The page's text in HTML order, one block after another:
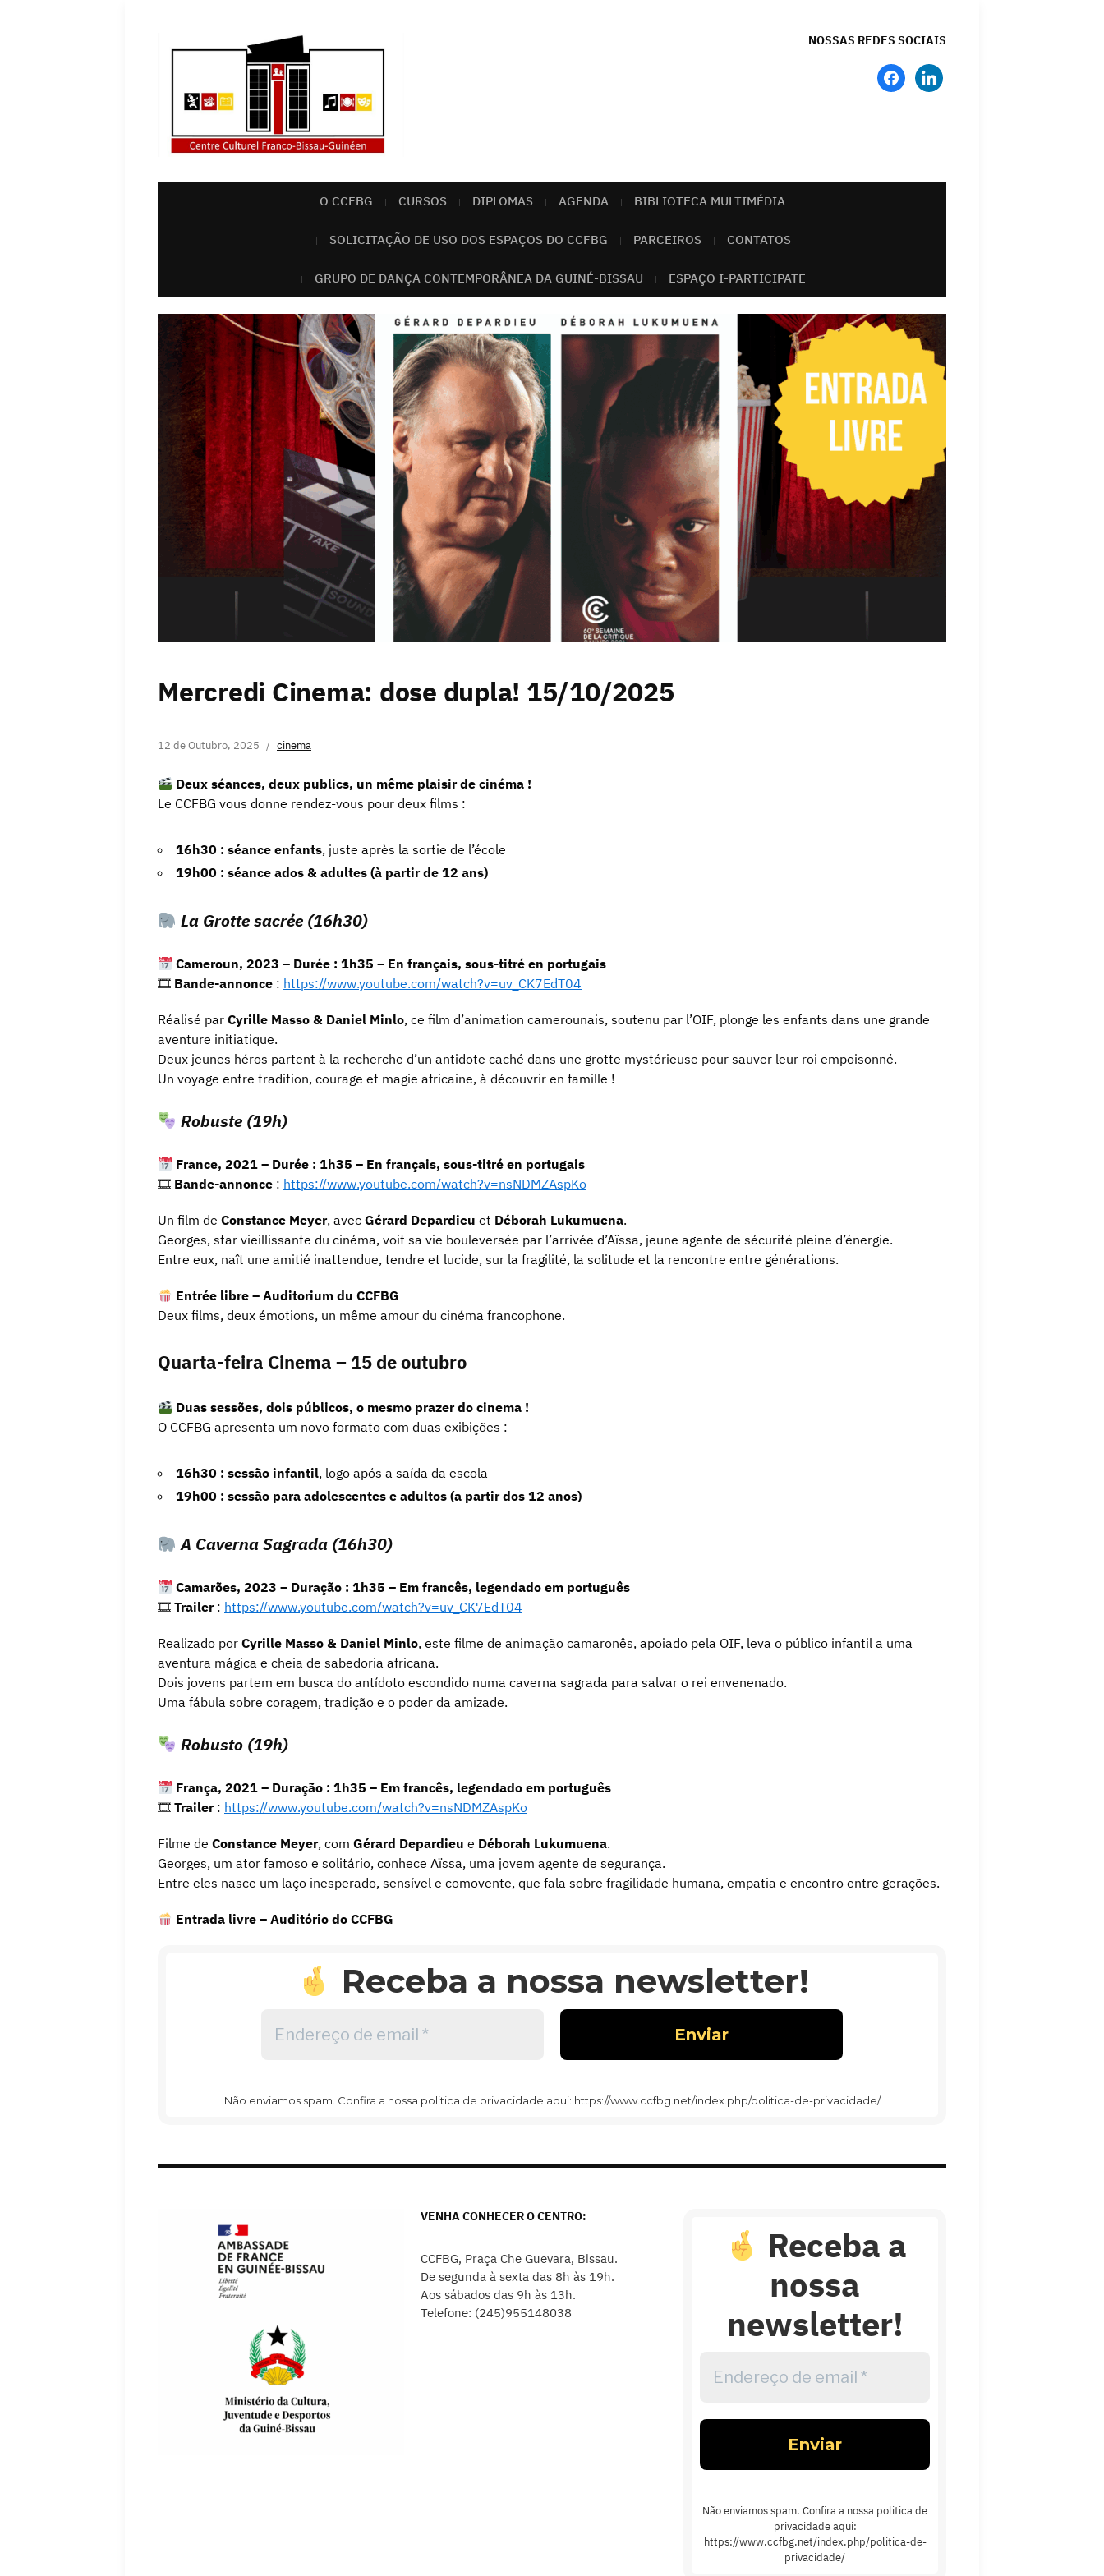
NOSSAS REDES SOCIAIS
facebooklinkedin
O CCFBG CURSOS DIPLOMAS AGENDA BIBLIOTECA MULTIMÉDIA
SOLICITAÇÃO DE USO DOS ESPAÇOS DO CCFBG PARCEIROS CONTATOS
GRUPO DE DANÇA CONTEMPORÂNEA DA GUINÉ-BISSAU ESPAÇO I-PARTICIPATE
Mercredi Cinema: dose dupla! 15/10/2025
12 de Outubro, 2025 cinema
Deux séances, deux publics, un même plaisir de cinéma !
Le CCFBG vous donne rendez-vous pour deux films :
16h30 : séance enfants, juste après la sortie de l’école
19h00 : séance ados & adultes (à partir de 12 ans)
La Grotte sacrée (16h30)
Cameroun, 2023 – Durée : 1h35 – En français, sous-titré en portugais
🎞 Bande-annonce : https://www.youtube.com/watch?v=uv_CK7EdT04
Réalisé par Cyrille Masso & Daniel Minlo, ce film d’animation camerounais, soutenu par l’OIF, plonge les enfants dans une grande
aventure initiatique.
Deux jeunes héros partent à la recherche d’un antidote caché dans une grotte mystérieuse pour sauver leur roi empoisonné.
Un voyage entre tradition, courage et magie africaine, à découvrir en famille !
Robuste (19h)
France, 2021 – Durée : 1h35 – En français, sous-titré en portugais
🎞 Bande-annonce : https://www.youtube.com/watch?v=nsNDMZAspKo
Un film de Constance Meyer, avec Gérard Depardieu et Déborah Lukumuena.
Georges, star vieillissante du cinéma, voit sa vie bouleversée par l’arrivée d’Aïssa, jeune agente de sécurité pleine d’énergie.
Entre eux, naît une amitié inattendue, tendre et lucide, sur la fragilité, la solitude et la rencontre entre générations.
Entrée libre – Auditorium du CCFBG
Deux films, deux émotions, un même amour du cinéma francophone.
Quarta-feira Cinema – 15 de outubro
Duas sessões, dois públicos, o mesmo prazer do cinema !
O CCFBG apresenta um novo formato com duas exibições :
16h30 : sessão infantil, logo após a saída da escola
19h00 : sessão para adolescentes e adultos (a partir dos 12 anos)
A Caverna Sagrada (16h30)
Camarões, 2023 – Duração : 1h35 – Em francês, legendado em português
🎞 Trailer: https://www.youtube.com/watch?v=uv_CK7EdT04
Realizado por Cyrille Masso & Daniel Minlo, este filme de animação camaronês, apoiado pela OIF, leva o público infantil a uma
aventura mágica e cheia de sabedoria africana.
Dois jovens partem em busca do antídoto escondido numa caverna sagrada para salvar o rei envenenado.
Uma fábula sobre coragem, tradição e o poder da amizade.
Robusto (19h)
França, 2021 – Duração : 1h35 – Em francês, legendado em português
🎞 Trailer: https://www.youtube.com/watch?v=nsNDMZAspKo
Filme de Constance Meyer, com Gérard Depardieu e Déborah Lukumuena.
Georges, um ator famoso e solitário, conhece Aïssa, uma jovem agente de segurança.
Entre eles nasce um laço inesperado, sensível e comovente, que fala sobre fragilidade humana, empatia e encontro entre gerações.
Entrada livre – Auditório do CCFBG
Receba a nossa newsletter!
de
Não enviamos spam. Confira a nossa politica de privacidade aqui: https://www.ccfbg.net/index.php/politica-de-privacidade/
VENHA CONHECER O CENTRO:
CCFBG, Praça Che Guevara, Bissau.
De segunda à sexta das 8h às 19h.
Aos sábados das 9h às 13h.
Telefone: (245)955148038
Receba a
nossa
newsletter!
de
*
Não enviamos spam. Confira a nossa politica de
privacidade aqui:
https://www.ccfbg.net/index.php/politica-de-
privacidade/